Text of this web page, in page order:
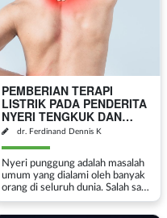
PEMBERIAN TERAPI
LISTRIK PADA PENDERITA
NYERI TENGKUK DAN
PUNGGUNG ATAS
dr. Ferdinand Dennis K
Nyeri punggung adalah masalah
umum yang dialami oleh banyak
orang di seluruh dunia. Salah satu
jenis nyeri punggung yang sering